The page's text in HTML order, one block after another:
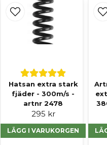
Hatsan extra stark
fjäder - 300m/s -
artnr 2478
295 kr
LÄGG I VARUKORGEN